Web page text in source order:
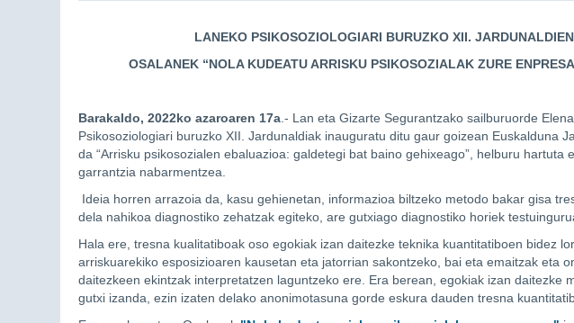
LANEKO PSIKOSOZIOLOGIARI BURUZKO XII.
OSALANEK “NOLA KUDEATU ARRISKU PSIKOSOZIALAK ZURE
Barakaldo, 2022ko azaroaren 17a .- Lan eta Gizarte Segurantzako sailburuorde
Psikosoziologiari buruzko XII. Jardunaldiak inauguratu ditu gaur goizean Euskalduna
da “Arrisku psikosozialen ebaluazioa: galdetegi bat baino gehixeago”, helburu hartuta
garrantzia nabarmentzea.
Ideia horren arrazoia da, kasu gehienetan, informazioa biltzeko metodo bakar gisa
dela nahikoa diagnostiko zehatzak egiteko, are gutxiago diagnostiko horiek
Hala ere, tresna kualitatiboak oso egokiak izan daitezke teknika kuantitatiboen bidez
arriskuarekiko esposizioaren kausetan eta jatorrian sakontzeko, bai eta emaitzak eta
daitezkeen ekintzak interpretatzen laguntzeko ere. Era berean, egokiak izan daitezke
gutxi izanda, ezin izaten delako anonimotasuna gorde eskura dauden tresna